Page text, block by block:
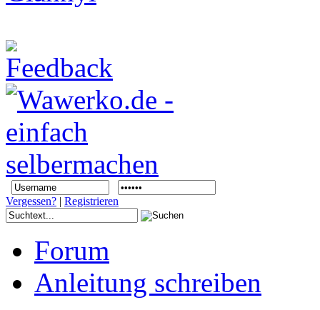
Vergessen? | Registrieren
Forum
Anleitung schreiben